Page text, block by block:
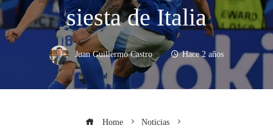
siesta de Italia
Juan Guillermo Castro Hace 2 años
Home
Noticias